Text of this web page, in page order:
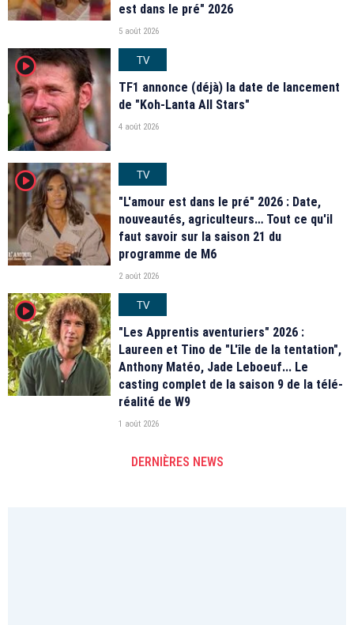
est dans le pré" 2026
5 août 2026
player2
TV
TF1 annonce (déjà) la date de lancement
de "Koh-Lanta All Stars"
4 août 2026
player2
TV
"L'amour est dans le pré" 2026 : Date,
nouveautés, agriculteurs… Tout ce qu'il
faut savoir sur la saison 21 du
programme de M6
2 août 2026
player2
TV
"Les Apprentis aventuriers" 2026 :
Laureen et Tino de "L'île de la tentation",
Anthony Matéo, Jade Leboeuf... Le
casting complet de la saison 9 de la télé-
réalité de W9
1 août 2026
DERNIÈRES NEWS